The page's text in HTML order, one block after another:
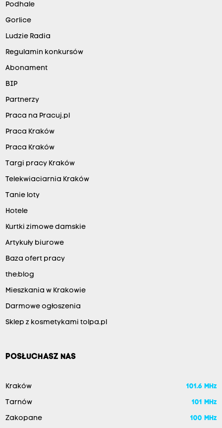
Podhale
Gorlice
Ludzie Radia
Regulamin konkursów
Abonament
BIP
Partnerzy
Praca na Pracuj.pl
Praca Kraków
Praca Kraków
Targi pracy Kraków
Telekwiaciarnia Kraków
Tanie loty
Hotele
Kurtki zimowe damskie
Artykuły biurowe
Baza ofert pracy
the:blog
Mieszkania w Krakowie
Darmowe ogłoszenia
Sklep z kosmetykami tolpa.pl
POSŁUCHASZ NAS
Kraków 101.6 MHz
Tarnów 101 MHz
Zakopane 100 MHz